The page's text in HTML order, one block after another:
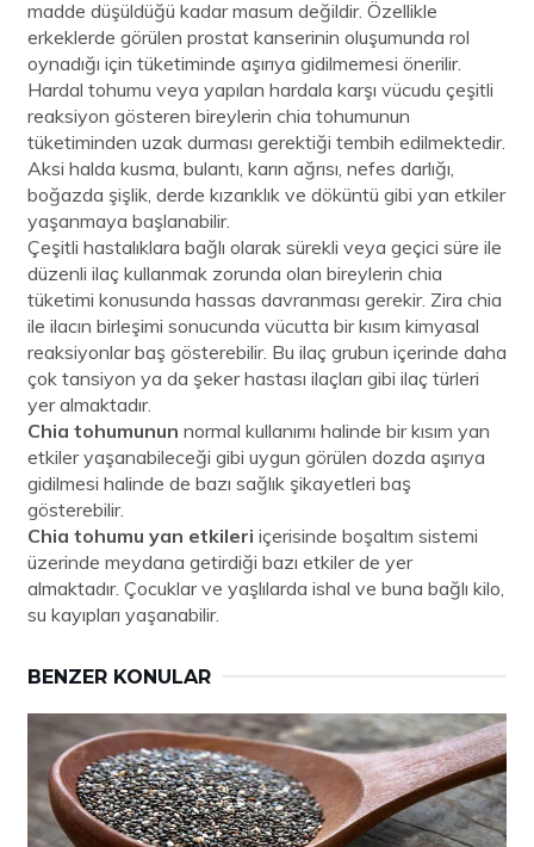
madde düşüldüğü kadar masum değildir. Özellikle
erkeklerde görülen prostat kanserinin oluşumunda rol
oynadığı için tüketiminde aşırıya gidilmemesi önerilir.
Hardal tohumu veya yapılan hardala karşı vücudu çeşitli
reaksiyon gösteren bireylerin chia tohumunun
tüketiminden uzak durması gerektiği tembih edilmektedir.
Aksi halda kusma, bulantı, karın ağrısı, nefes darlığı,
boğazda şişlik, derde kızarıklık ve döküntü gibi yan etkiler
yaşanmaya başlanabilir.
Çeşitli hastalıklara bağlı olarak sürekli veya geçici süre ile
düzenli ilaç kullanmak zorunda olan bireylerin chia
tüketimi konusunda hassas davranması gerekir. Zira chia
ile ilacın birleşimi sonucunda vücutta bir kısım kimyasal
reaksiyonlar baş gösterebilir. Bu ilaç grubun içerinde daha
çok tansiyon ya da şeker hastası ilaçları gibi ilaç türleri
yer almaktadır.
Chia tohumunun normal kullanımı halinde bir kısım yan
etkiler yaşanabileceği gibi uygun görülen dozda aşırıya
gidilmesi halinde de bazı sağlık şikayetleri baş
gösterebilir.
Chia tohumu yan etkileri içerisinde boşaltım sistemi
üzerinde meydana getirdiği bazı etkiler de yer
almaktadır. Çocuklar ve yaşlılarda ishal ve buna bağlı kilo,
su kayıpları yaşanabilir.
BENZER KONULAR